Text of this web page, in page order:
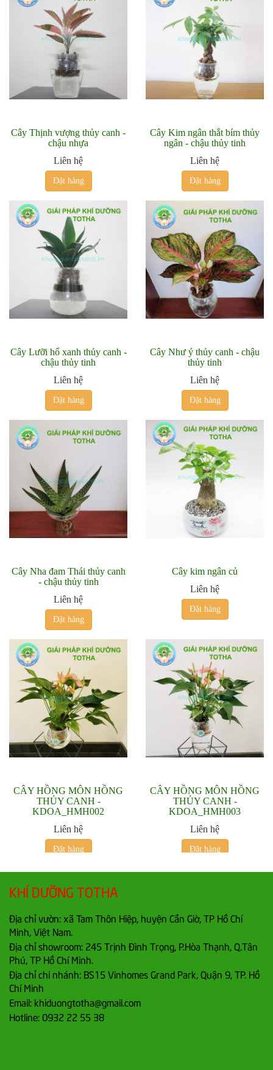
Cây Thịnh vượng thủy canh -
chậu nhựa
Liên hệ
Đặt hàng
Cây Kim ngân thắt bím thủy
ngân - chậu thủy tinh
Liên hệ
Đặt hàng
Cây Lưỡi hổ xanh thủy canh -
chậu thủy tinh
Liên hệ
Đặt hàng
Cây Như ý thủy canh - chậu
thủy tinh
Liên hệ
Đặt hàng
Cây Nha đam Thái thủy canh
- chậu thủy tinh
Liên hệ
Đặt hàng
Cây kim ngân củ
Liên hệ
Đặt hàng
CÂY HỒNG MÔN HỒNG
THỦY CANH -
KDOA_HMH002
Liên hệ
Đặt hàng
CÂY HỒNG MÔN HỒNG
THỦY CANH -
KDOA_HMH003
Liên hệ
Đặt hàng
KHÍ DƯỠNG TOTHA
Địa chỉ vườn: xã Tam Thôn Hiệp, huyện Cần Giờ, TP Hồ Chí
Minh, Việt Nam.
Địa chỉ showroom: 245 Trịnh Đình Trọng, P.Hòa Thạnh, Q.Tân
Phú, TP Hồ Chí Minh.
Địa chỉ chi nhánh: BS15 Vinhomes Grand Park, Quận 9, TP. Hồ
Chí Minh
Email: khiduongtotha@gmail.com
Hotline: 0932 22 55 38